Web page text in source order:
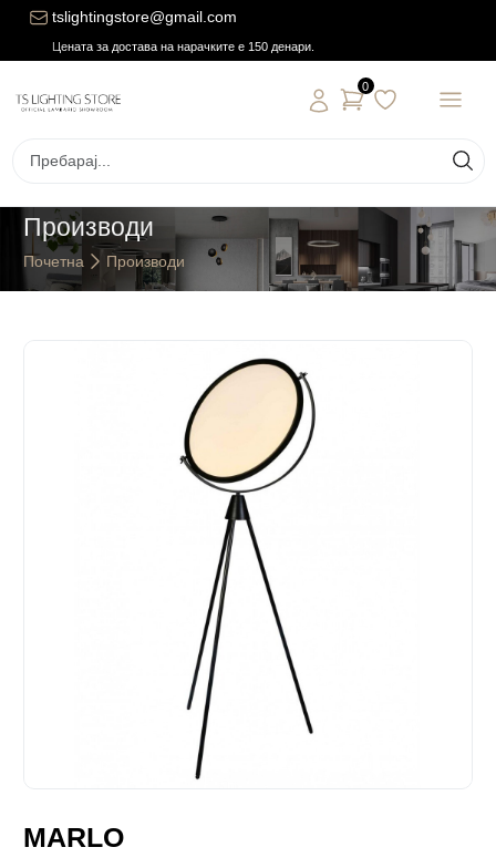
tslightingstore@gmail.com
Цената за достава на нарачките е 150 денари.
0
Производи
Почетна Производи
MARLO